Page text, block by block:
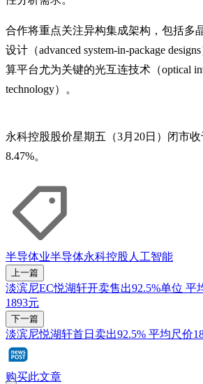
合作将重点关注异构集成架构，包括多
设计（advanced system-in-package
算平台尤为关键的光互连技术（optical
technology）。
永科控股股价星期五（3月20日）闭市
8.47%。
半导体业半导体永科控股人工智能
上一篇
淡滨尼EC悦湖轩开卖售出92.5%单位 平
1893元
下一篇
淡滨尼悦湖轩首日卖出92.5% 平均尺价
购买此文章